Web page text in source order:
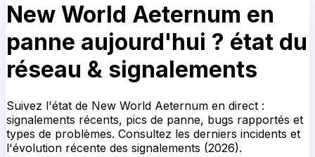
New World Aeternum en
panne aujourd'hui ? état du
réseau & signalements
Suivez l'état de New World Aeternum en direct :
signalements récents, pics de panne, bugs rapportés et
types de problèmes. Consultez les derniers incidents et
l'évolution récente des signalements (2026).